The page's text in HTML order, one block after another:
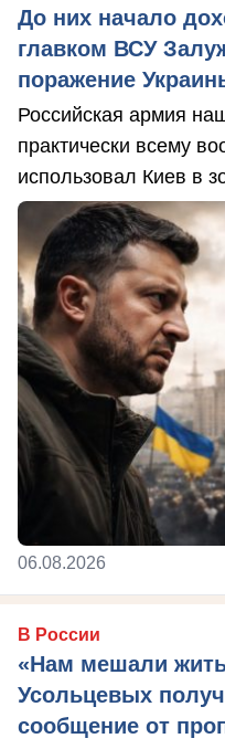
До них начало
главком ВСУ
поражение
Российская армия
практически всему
использовал Киев в
06.08.2026
В России
«Нам мешали
Усольцевых
сообщение от